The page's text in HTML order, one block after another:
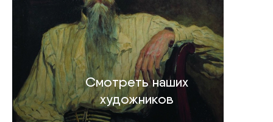
Смотреть наших
художников